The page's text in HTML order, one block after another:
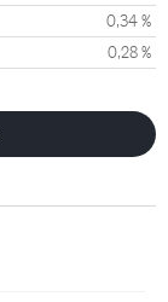
0,34 %
0,28 %